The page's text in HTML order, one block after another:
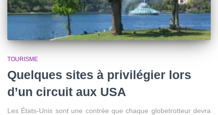
TOURISME
Quelques sites à privilégier lors
d’un circuit aux USA
Les États-Unis sont une contrée que chaque globetrotteur devra